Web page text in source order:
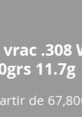
vrac .308
11.7g
de